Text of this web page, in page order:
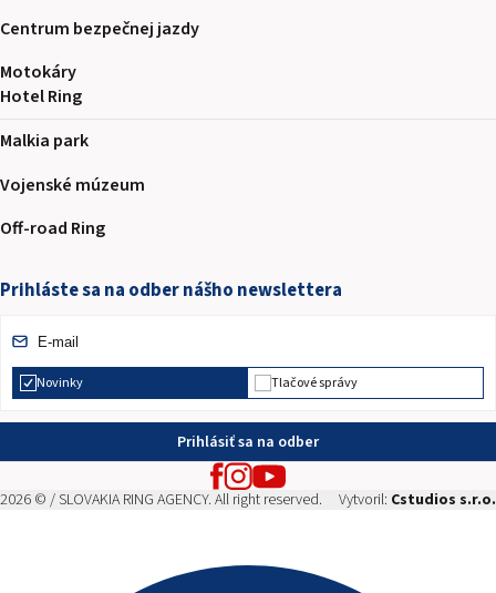
Centrum bezpečnej jazdy
Motokáry
Hotel Ring
Malkia park
Vojenské múzeum
Off-road Ring
Prihláste sa na odber nášho newslettera
Novinky Tlačové správy
Prihlásiť sa na odber
2026 © / SLOVAKIA RING AGENCY. All right reserved. Vytvoril: Cstudios s.r.o.